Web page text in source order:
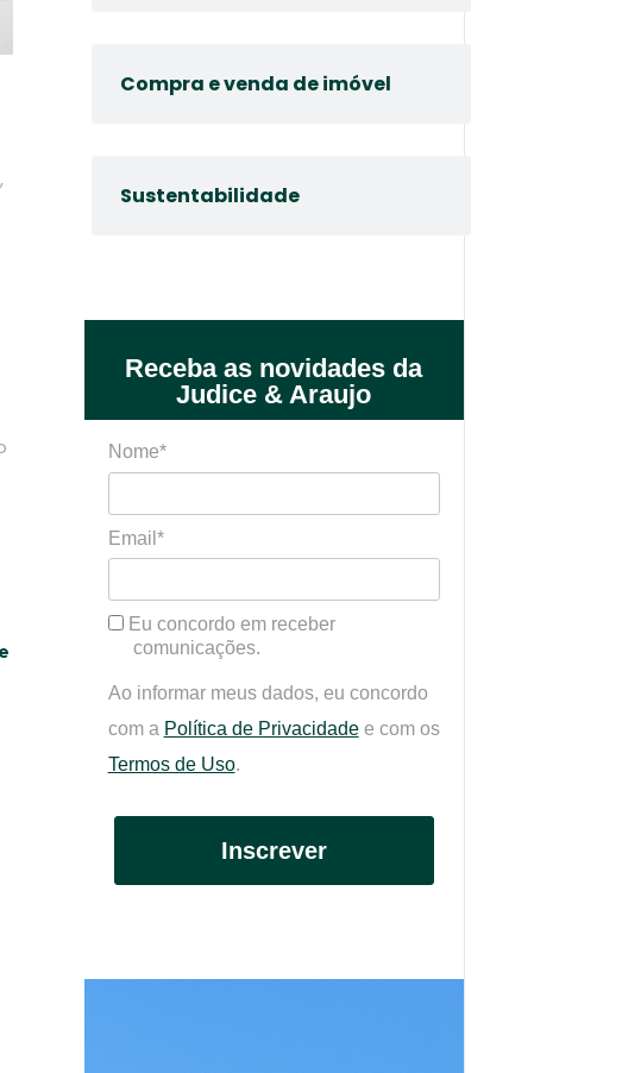
Compra e venda de imóvel
Sustentabilidade
Receba as novidades da
Judice & Araujo
Nome*
Email*
Eu concordo em receber
comunicações.
Ao informar meus dados, eu concordo
com a Política de Privacidadee com os
Termos de Uso.
Inscrever